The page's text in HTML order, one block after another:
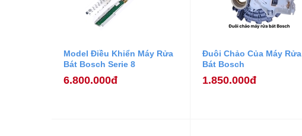
Model Điều Khiển Máy Rửa
Bát Bosch Serie 8
6.800.000đ
Đuôi Chảo Của Máy Rửa
Bát Bosch
1.850.000đ